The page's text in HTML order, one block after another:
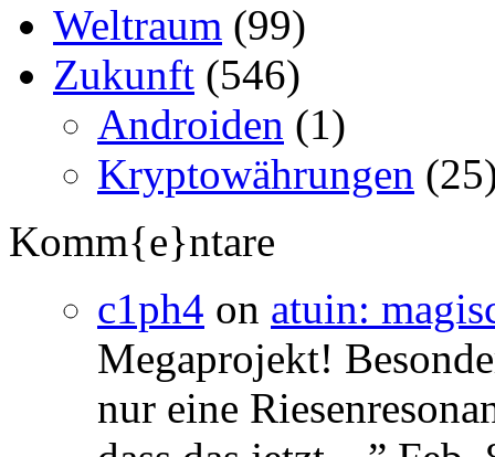
Weltraum (99)
Zukunft (546)
Androiden (1)
Kryptowährungen
Komm{e}ntare
c1ph4 on atuin:
Megaprojekt!
nur eine